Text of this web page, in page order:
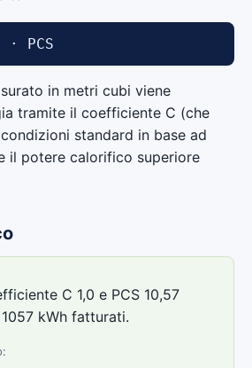
· PCS
in metri cubi viene
tramite il coefficiente C (che
standard in base ad
il potere calorifico superiore
C 1,0 e PCS 10,57
kWh fatturati.